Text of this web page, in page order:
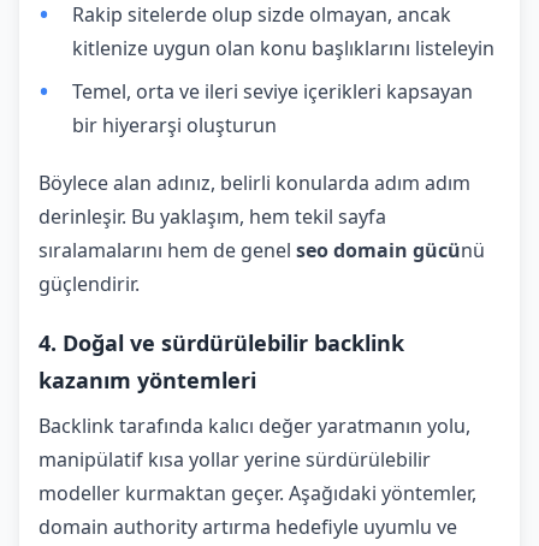
Rakip sitelerde olup sizde olmayan, ancak
kitlenize uygun olan konu başlıklarını listeleyin
Temel, orta ve ileri seviye içerikleri kapsayan
bir hiyerarşi oluşturun
Böylece alan adınız, belirli konularda adım adım
derinleşir. Bu yaklaşım, hem tekil sayfa
sıralamalarını hem de genel seo domain gücünü
güçlendirir.
4. Doğal ve sürdürülebilir backlink
kazanım yöntemleri
Backlink tarafında kalıcı değer yaratmanın yolu,
manipülatif kısa yollar yerine sürdürülebilir
modeller kurmaktan geçer. Aşağıdaki yöntemler,
domain authority artırma hedefiyle uyumlu ve